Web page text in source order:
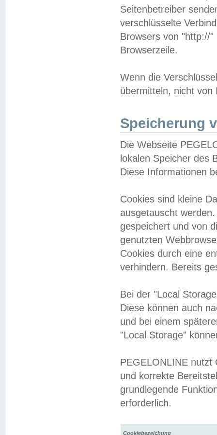
Seitenbetreiber
verschlüsselte
Browsers von "http://
Browserzeile.
Wenn die
übermitteln, nicht von
Speicherung
Die Webseite
lokalen Speicher des
Diese Informationen
Cookies sind kleine
ausgetauscht
gespeichert und von
genutzten
Cookies durch eine
verhindern. Bereits
Bei der "Local
Diese können auch
und bei einem
"Local Storage"
PEGELONLINE nutzt
und korrekte
grundlegende
erforderlich.
Cookiebezeichung